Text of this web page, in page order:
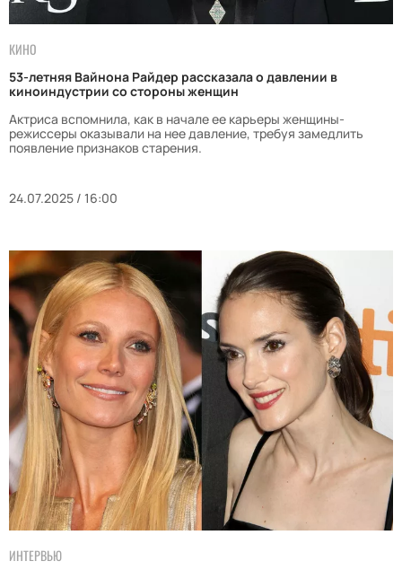
КИНО
53-летняя Вайнона Райдер рассказала о давлении в
киноиндустрии со стороны женщин
Актриса вспомнила, как в начале ее карьеры женщины-
режиссеры оказывали на нее давление, требуя замедлить
появление признаков старения.
24.07.2025 / 16:00
ИНТЕРВЬЮ